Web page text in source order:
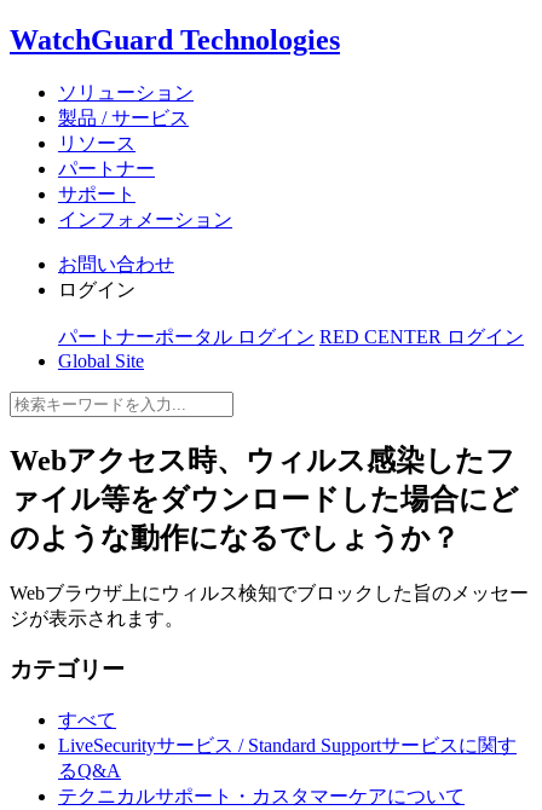
WatchGuard Technologies
ソリューション
製品 / サービス
リソース
パートナー
サポート
インフォメーション
お問い合わせ
ログイン
パートナーポータル ログイン RED CENTER ログイン
Global Site
Webアクセス時、ウィルス感染したフ
ァイル等をダウンロードした場合にど
のような動作になるでしょうか？
Webブラウザ上にウィルス検知でブロックした旨のメッセー
ジが表示されます。
カテゴリー
すべて
LiveSecurityサービス / Standard Supportサービスに関す
るQ&A
テクニカルサポート・カスタマーケアについて